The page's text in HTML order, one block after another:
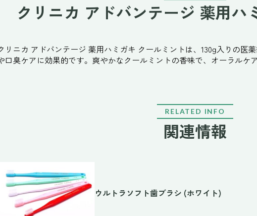
クリニカ アドバンテージ 薬用ハ
リニカ アドバンテージ 薬用ハミガキ クールミントは、130g入りの医
口臭ケアに効果的です。爽やかなクールミントの香味で、オーラルケ
RELATED INFO
関連情報
ウルトラソフト歯ブラシ (ホワイト)